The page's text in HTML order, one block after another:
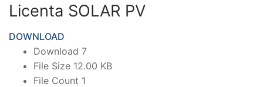
Licenta SOLAR PV
DOWNLOAD
Download 7
File Size 12.00 KB
File Count 1